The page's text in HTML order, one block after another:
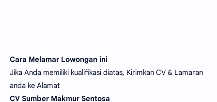
Cara Melamar Lowongan ini
Jika Anda memiliki kualifikasi diatas, Kirimkan CV & Lamaran
anda ke Alamat
CV Sumber Makmur Sentosa